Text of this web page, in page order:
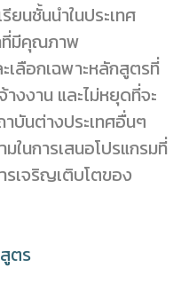
ยนชั้นนำในประเทศ
ที่มีคุณภาพ
เลือกเฉพาะหลักสูตรที่
งงาน และไม่หยุดที่จะ
บันต่างประเทศอื่นๆ
ในการเสนอโปรแกรมที่
เจริญเติบโตของ
ตร